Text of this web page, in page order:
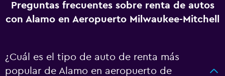
Preguntas frecuentes sobre renta de autos
con Alamo en Aeropuerto Milwaukee-Mitchell
¿Cuál es el tipo de auto de renta más
popular de Alamo en aeropuerto de